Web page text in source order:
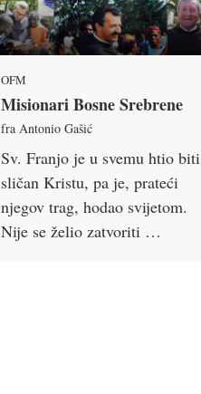
OFM
Misionari Bosne Srebrene
fra Antonio Gašić
Sv. Franjo je u svemu htio biti
sličan Kristu, pa je, prateći
njegov trag, hodao svijetom.
Nije se želio zatvoriti …